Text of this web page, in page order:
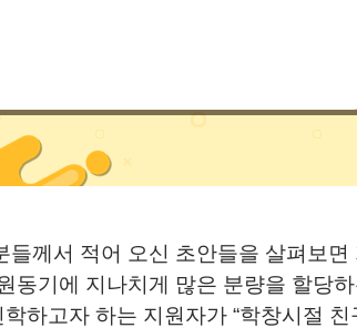
께서 적어 오신 초안들을 살펴보면
동기에 지나치게 많은 분량을 할당하
하고자 하는 지원자가 “학창시절 친